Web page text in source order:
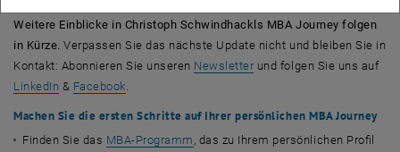
Weitere Einblicke in Christoph Schwindhackls MBA Journey folgen
in Kürze.Verpassen Sie das nächste Update nicht und bleiben Sie in
Kontakt: Abonnieren Sie unseren Newsletter und folgen Sie uns auf
LinkedIn , öffnet eine externe URL in einem neuen Fenster
& Facebook, öffnet eine externe URL in einem neuen Fenster
Machen Sie die ersten Schritte auf Ihrer persönlichen MBA Journey
Finden Sie das MBA-Programm , das zu Ihrem persönlichen Profil